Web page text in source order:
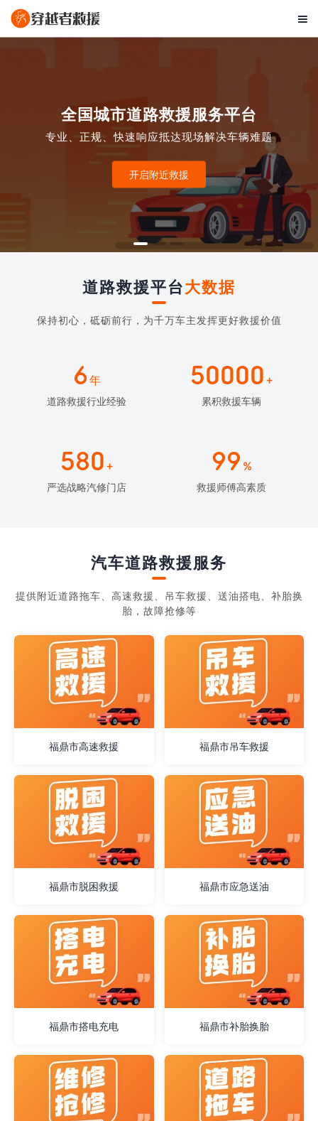

全国城市道路救援服务平台
专业、正规、快速响应抵达现场解决车辆难题
开启附近救援
道路救援平台大数据
保持初心，砥砺前行，为千万车主发挥更好救援价值
6年
道路救援行业经验
50000 +
累积救援车辆
580 +
严选战略汽修门店
99 %
救援师傅高素质
汽车道路救援服务
提供附近道路拖车、高速救援、吊车救援、送油搭电、补胎换
胎，故障抢修等
福鼎市高速救援 福鼎市吊车救援
福鼎市脱困救援 福鼎市应急送油
福鼎市搭电充电 福鼎市补胎换胎